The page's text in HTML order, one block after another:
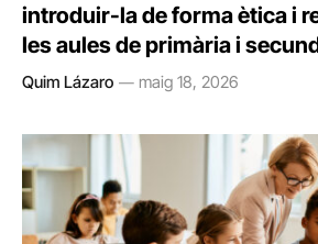
introduir-la de forma ètica i
les aules de primària i
Quim Lázaro maig 18, 2026